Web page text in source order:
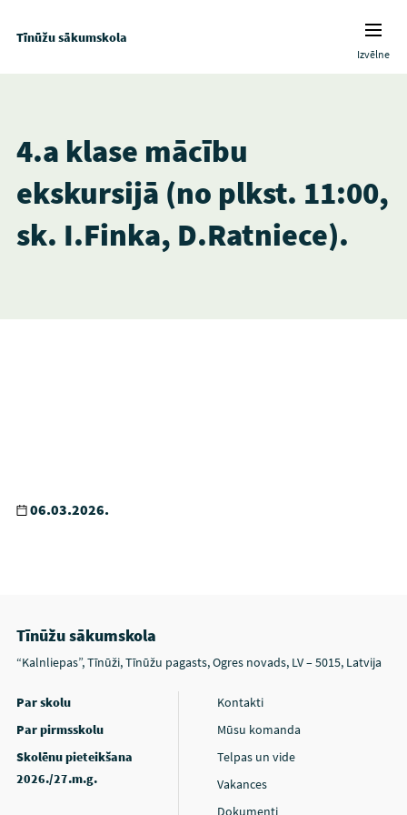
Tīnūžu sākumskola
Izvēlne
4.a klase mācību
ekskursijā (no plkst. 11:00,
sk. I.Finka, D.Ratniece).
06.03.2026.
Tīnūžu sākumskola
“Kalnliepas”, Tīnūži, Tīnūžu pagasts, Ogres novads, LV – 5015, Latvija
Par skolu
Par pirmsskolu
Skolēnu pieteikšana
2026./27.m.g.
Kontakti
Mūsu komanda
Telpas un vide
Vakances
Dokumenti